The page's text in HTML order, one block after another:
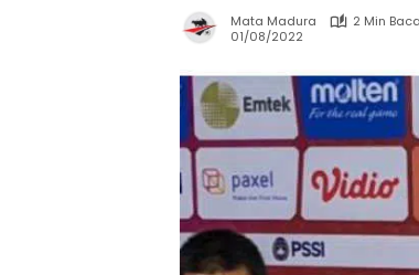
Mata Madura
2 Min Baca
01/08/2022